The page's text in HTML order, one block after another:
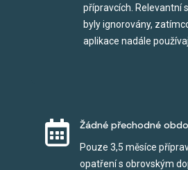
přípravcích. Relevantní
byly ignorovány,
aplikace nadále
 Žádné přechodné
Pouze 3,5 měsíce
opatření s obrovským